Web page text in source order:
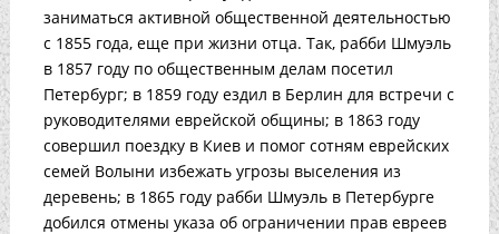
заниматься активной общественной деятельностью
с 1855 года, еще при жизни отца. Так, рабби Шмуэль
в 1857 году по общественным делам посетил
Петербург; в 1859 году ездил в Берлин для встречи с
руководителями еврейской общины; в 1863 году
совершил поездку в Киев и помог сотням еврейских
семей Волыни избежать угрозы выселения из
деревень; в 1865 году рабби Шмуэль в Петербурге
добился отмены указа об ограничении прав евреев